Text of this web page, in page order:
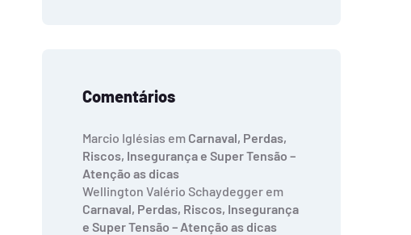
Comentários
Marcio Iglésias em Carnaval, Perdas,
Riscos, Insegurança e Super Tensão –
Atenção as dicas
Wellington Valério Schaydegger em
Carnaval, Perdas, Riscos, Insegurança
e Super Tensão – Atenção as dicas